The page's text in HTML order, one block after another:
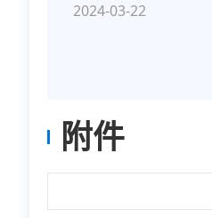
2024-03-22
附件